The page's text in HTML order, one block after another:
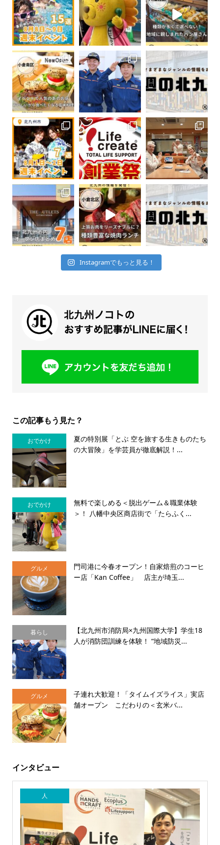
Instagramでもっと見る！
この記事もう見た？
おでかけ
夏の特別展「とぶ 空を旅する生きものたち
の大冒険」を学芸員が徹底解説！...
おでかけ
無料で楽しめる＜脱出ゲーム＆職業体験
＞！ 八幡中央区商店街で「たらふく...
グルメ
門司港に今春オープン！自家焙煎のコーヒ
ー店「Kan Coffee」 店主が埼玉...
暮らし
【北九州市消防局×九州国際大学】学生18
人が消防団訓練を体験！ “地域防災...
グルメ
子連れ大歓迎！「タイムイズライス」実店
舗オープン こだわりの＜玄米バ...
インタビュー
人